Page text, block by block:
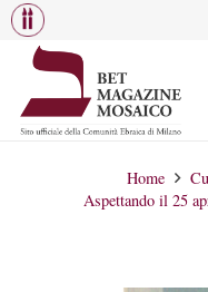
Home
Aspettando il 25